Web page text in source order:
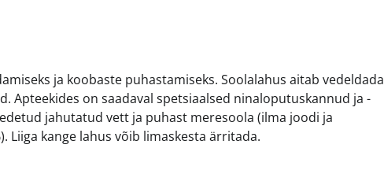
ja koobaste puhastamiseks. Soolalahus aitab vedeldada
Apteekides on saadaval spetsiaalsed ninaloputuskannud ja -
jahutatud vett ja puhast meresoola (ilma joodi ja
Liiga kange lahus võib limaskesta ärritada.